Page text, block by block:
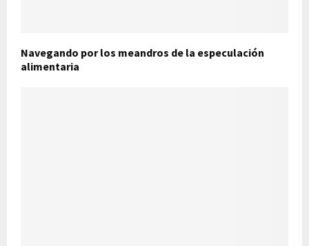
Navegando por los meandros de la especulación
alimentaria